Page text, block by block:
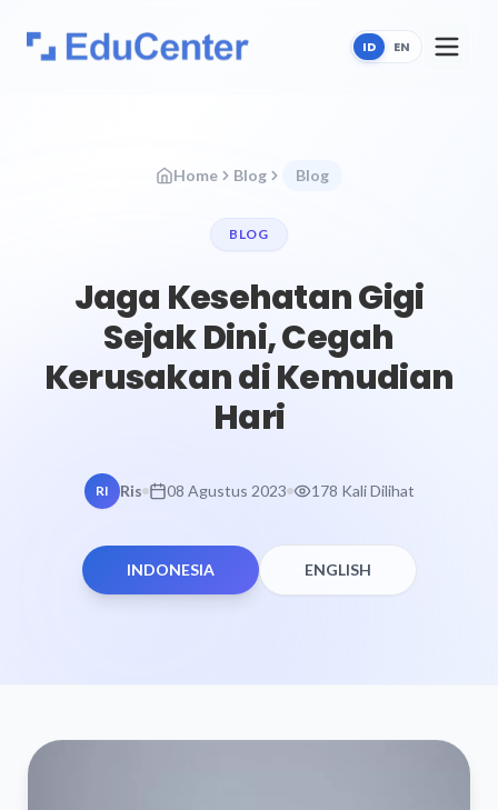
ID EN
Home Blog Blog
BLOG
Jaga Kesehatan Gigi
Sejak Dini, Cegah
Kerusakan di Kemudian
Hari
RI Ris 08 Agustus 2023 178 Kali Dilihat
INDONESIA ENGLISH